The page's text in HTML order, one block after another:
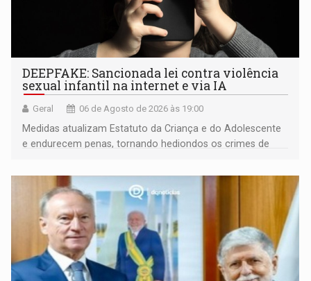
DEEPFAKE: Sancionada lei contra violência
sexual infantil na internet e via IA
Geral 06 de Agosto de 2026 às 19:00
Medidas atualizam Estatuto da Criança e do Adolescente
e endurecem penas, tornando hediondos os crimes de